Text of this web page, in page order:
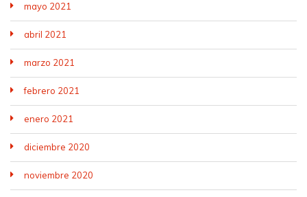
mayo 2021
abril 2021
marzo 2021
febrero 2021
enero 2021
diciembre 2020
noviembre 2020